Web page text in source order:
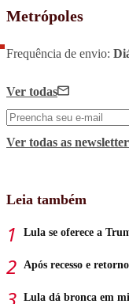
Metrópoles
Frequência de envio:
Ver todas
Ver todas as
Leia também
Lula se oferece a
Após recesso e
Lula dá bronca em